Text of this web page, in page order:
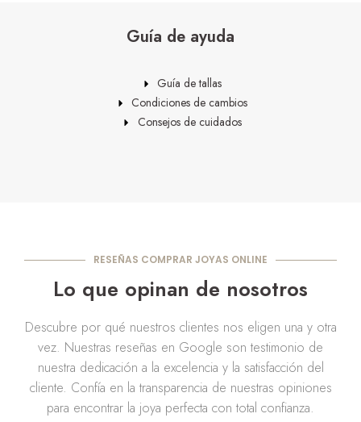
Guía de ayuda
Guía de tallas
Condiciones de cambios
Consejos de cuidados
RESEÑAS COMPRAR JOYAS ONLINE
Lo que opinan de nosotros
Descubre por qué nuestros clientes nos eligen una y otra
vez. Nuestras reseñas en Google son testimonio de
nuestra dedicación a la excelencia y la satisfacción del
cliente. Confía en la transparencia de nuestras opiniones
para encontrar la joya perfecta con total confianza.